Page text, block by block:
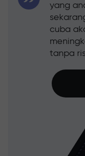
yang
cuba
tanpa